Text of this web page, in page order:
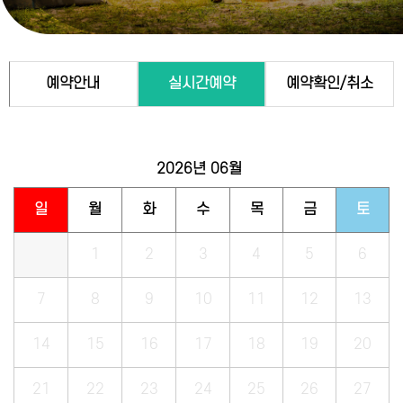
예약안내 실시간예약 예약확인/취소
2026년 06월
일 월 화 수 목 금 토
1 2 3 4 5 6
7 8 9 10 11 12 13
14 15 16 17 18 19 20
21 22 23 24 25 26 27